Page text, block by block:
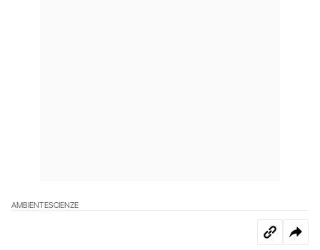
AMBIENTESCIENZE